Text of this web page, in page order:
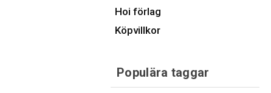
Hoi förlag
Köpvillkor
Populära taggar